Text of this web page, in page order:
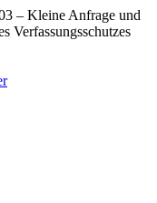
– Kleine Anfrage und
Verfassungsschutzes